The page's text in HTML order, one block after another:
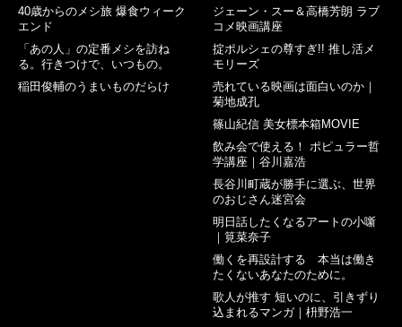
40歳からのメシ旅 爆食ウィーク
エンド
「あの人」の定番メシを訪ね
る。行きつけで、いつもの。
稲田俊輔のうまいものだらけ
ジェーン・スー＆高橋芳朗 ラブ
コメ映画講座
掟ポルシェの尊すぎ!! 推し活メ
モリーズ
売れている映画は面白いのか｜
菊地成孔
篠山紀信 美女標本箱MOVIE
飲み会で使える！ ポピュラー哲
学講座｜谷川嘉浩
長谷川町蔵が勝手に選ぶ、世界
のおじさん迷宮会
明日話したくなるアートの小噺
｜筧菜奈子
働くを再設計する 本当は働き
たくないあなたのために。
歌人が推す 短いのに、引きずり
込まれるマンガ｜枡野浩一